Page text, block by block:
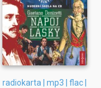
radiokarta | mp3 | flac |